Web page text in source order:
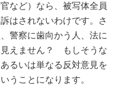
など）なら、被写体全員
はされないわけです。さ
警察に歯向かう人、法に
えません？ もしそうな
るいは単なる反対意見を
うことになります。